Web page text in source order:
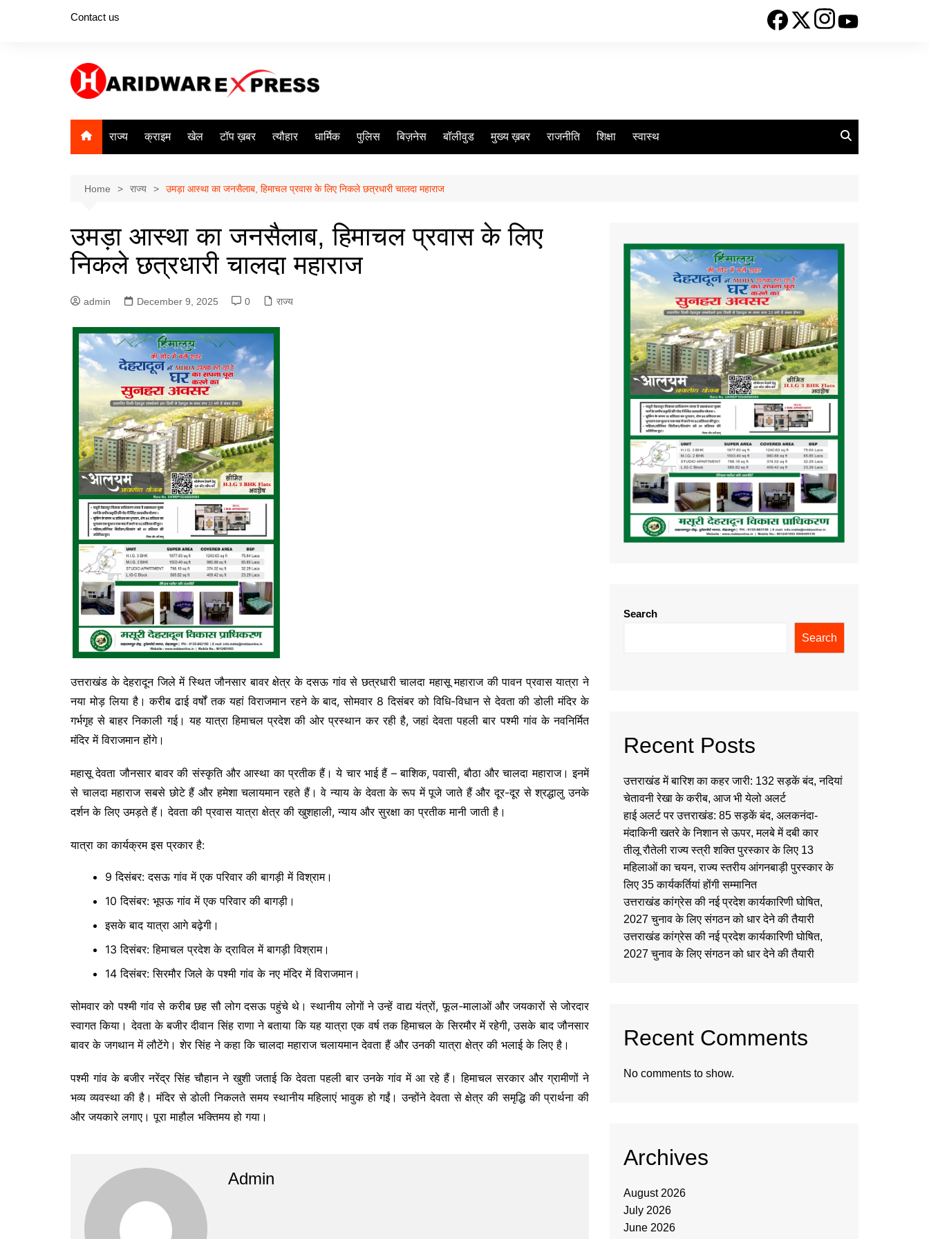
Contact us
राज्य क्राइम खेल टॉप ख़बर त्यौहार धार्मिक पुलिस बिज़नेस बॉलीवुड मुख्य ख़बर राजनीति शिक्षा स्वास्थ
Home राज्य उमड़ा आस्था का जनसैलाब, हिमाचल प्रवास के लिए निकले छत्रधारी चालदा महाराज
उमड़ा आस्था का जनसैलाब, हिमाचल प्रवास के लिए
निकले छत्रधारी चालदा महाराज
admin December 9, 2025 0 राज्य
उत्तराखंड के देहरादून जिले में स्थित जौनसार बावर क्षेत्र के दसऊ गांव से छत्रधारी चालदा महासू महाराज की पावन प्रवास यात्रा ने
नया मोड़ लिया है। करीब ढाई वर्षों तक यहां विराजमान रहने के बाद, सोमवार 8 दिसंबर को विधि-विधान से देवता की डोली मंदिर के
गर्भगृह से बाहर निकाली गई। यह यात्रा हिमाचल प्रदेश की ओर प्रस्थान कर रही है, जहां देवता पहली बार पश्मी गांव के नवनिर्मित
मंदिर में विराजमान होंगे।
महासू देवता जौनसार बावर की संस्कृति और आस्था का प्रतीक हैं। ये चार भाई हैं – बाशिक, पवासी, बौठा और चालदा महाराज। इनमें
से चालदा महाराज सबसे छोटे हैं और हमेशा चलायमान रहते हैं। वे न्याय के देवता के रूप में पूजे जाते हैं और दूर-दूर से श्रद्धालु उनके
दर्शन के लिए उमड़ते हैं। देवता की प्रवास यात्रा क्षेत्र की खुशहाली, न्याय और सुरक्षा का प्रतीक मानी जाती है।
यात्रा का कार्यक्रम इस प्रकार है:
9 दिसंबर: दसऊ गांव में एक परिवार की बागड़ी में विश्राम।
10 दिसंबर: भूपऊ गांव में एक परिवार की बागड़ी।
इसके बाद यात्रा आगे बढ़ेगी।
13 दिसंबर: हिमाचल प्रदेश के द्राविल में बागड़ी विश्राम।
14 दिसंबर: सिरमौर जिले के पश्मी गांव के नए मंदिर में विराजमान।
सोमवार को पश्मी गांव से करीब छह सौ लोग दसऊ पहुंचे थे। स्थानीय लोगों ने उन्हें वाद्य यंत्रों, फूल-मालाओं और जयकारों से जोरदार
स्वागत किया। देवता के बजीर दीवान सिंह राणा ने बताया कि यह यात्रा एक वर्ष तक हिमाचल के सिरमौर में रहेगी, उसके बाद जौनसार
बावर के जगथान में लौटेंगे। शेर सिंह ने कहा कि चालदा महाराज चलायमान देवता हैं और उनकी यात्रा क्षेत्र की भलाई के लिए है।
पश्मी गांव के बजीर नरेंद्र सिंह चौहान ने खुशी जताई कि देवता पहली बार उनके गांव में आ रहे हैं। हिमाचल सरकार और ग्रामीणों ने
भव्य व्यवस्था की है। मंदिर से डोली निकलते समय स्थानीय महिलाएं भावुक हो गईं। उन्होंने देवता से क्षेत्र की समृद्धि की प्रार्थना की
और जयकारे लगाए। पूरा माहौल भक्तिमय हो गया।
Admin
Search
Search
Recent Posts
उत्तराखंड में बारिश का कहर जारी: 132 सड़कें बंद, नदियां
चेतावनी रेखा के करीब, आज भी येलो अलर्ट
हाई अलर्ट पर उत्तराखंड: 85 सड़कें बंद, अलकनंदा-
मंदाकिनी खतरे के निशान से ऊपर, मलबे में दबी कार
तीलू रौतेली राज्य स्त्री शक्ति पुरस्कार के लिए 13
महिलाओं का चयन, राज्य स्तरीय आंगनबाड़ी पुरस्कार के
लिए 35 कार्यकर्तियां होंगी सम्मानित
उत्तराखंड कांग्रेस की नई प्रदेश कार्यकारिणी घोषित,
2027 चुनाव के लिए संगठन को धार देने की तैयारी
उत्तराखंड कांग्रेस की नई प्रदेश कार्यकारिणी घोषित,
2027 चुनाव के लिए संगठन को धार देने की तैयारी
Recent Comments
No comments to show.
Archives
August 2026
July 2026
June 2026